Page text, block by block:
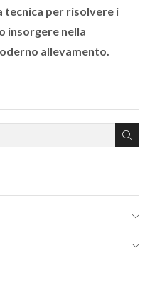
tecnica per risolvere i
insorgere nella
allevamento.